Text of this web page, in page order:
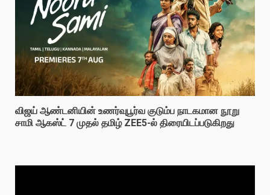
விஜய் ஆண்டனியின் உணர்வுபூர்வ குடும்ப நாடகமான நூறு
சாமி ஆகஸ்ட் 7 முதல் தமிழ் ZEE5-ல் திரையிடப்படுகிறது